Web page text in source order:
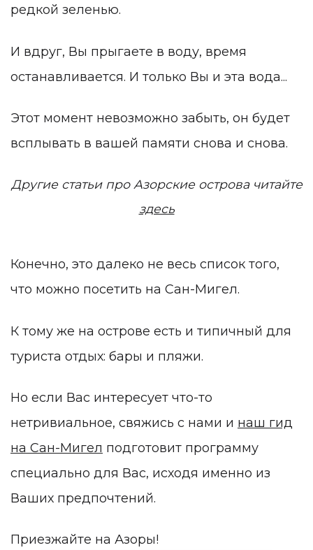
редкой зеленью.
И вдруг, Вы прыгаете в воду, время
останавливается. И только Вы и эта вода...
Этот момент невозможно забыть, он будет
всплывать в вашей памяти снова и снова.
Другие статьи про Азорские острова читайте
здесь
Конечно, это далеко не весь список того,
что можно посетить на Сан-Мигел.
К тому же на острове есть и типичный для
туриста отдых: бары и пляжи.
Но если Вас интересует что-то
нетривиальное, свяжись с нами и наш гид
на Сан-Мигел подготовит программу
специально для Вас, исходя именно из
Ваших предпочтений.
Приезжайте на Азоры!